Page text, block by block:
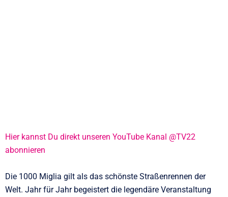
Hier kannst Du direkt unseren YouTube Kanal @TV22
abonnieren
Die 1000 Miglia gilt als das schönste Straßenrennen der
Welt. Jahr für Jahr begeistert die legendäre Veranstaltung